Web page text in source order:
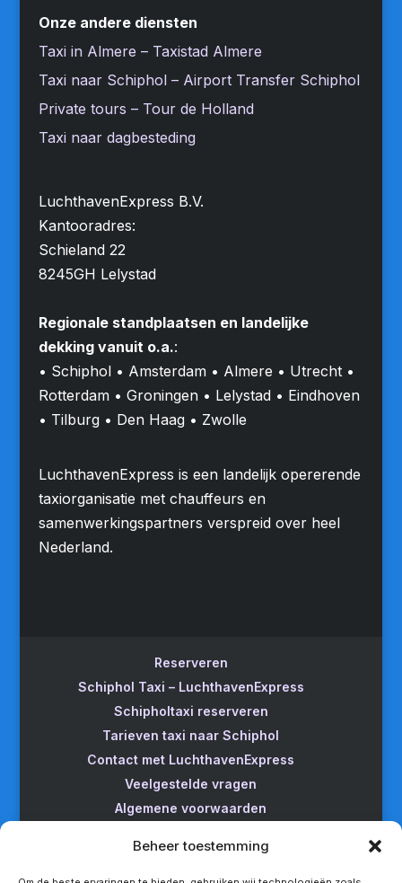
Beheer toestemming
Onze andere diensten
Taxi in Almere – Taxistad Almere
Taxi naar Schiphol – Airport Transfer Schiphol
Private tours – Tour de Holland
Taxi naar dagbesteding
LuchthavenExpress B.V.
Kantooradres:
Schieland 22
8245GH Lelystad
Regionale standplaatsen en landelijke
dekking vanuit o.a.:
• Schiphol • Amsterdam • Almere • Utrecht •
Rotterdam • Groningen • Lelystad • Eindhoven
• Tilburg • Den Haag • Zwolle
LuchthavenExpress is een landelijk opererende
taxiorganisatie met chauffeurs en
samenwerkingspartners verspreid over heel
Nederland.
Reserveren
Schiphol Taxi – LuchthavenExpress
Schipholtaxi reserveren
Tarieven taxi naar Schiphol
Contact met LuchthavenExpress
Veelgestelde vragen
Algemene voorwaarden